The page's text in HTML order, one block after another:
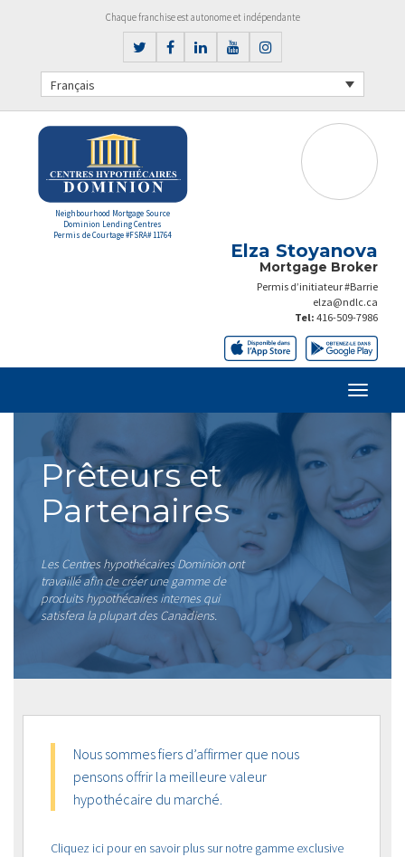
Chaque franchise est autonome et indépendante
Français
Neighbourhood Mortgage Source
Dominion Lending Centres
Permis de Courtage #FSRA# 11764
Elza Stoyanova
Mortgage Broker
Permis d’initiateur #Barrie
elza@ndlc.ca
Tel: 416-509-7986
Prêteurs et
Partenaires
Les Centres hypothécaires Dominion ont
travaillé afin de créer une gamme de
produits hypothécaires internes qui
satisfera la plupart des Canadiens.
Nous sommes fiers d’affirmer que nous
pensons offrir la meilleure valeur
hypothécaire du marché.
Cliquez ici pour en savoir plus sur notre gamme exclusive